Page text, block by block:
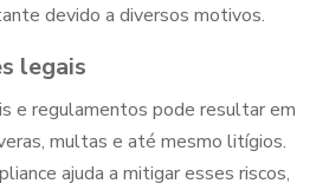
devido a diversos motivos.
legais
e regulamentos pode resultar em
multas e até mesmo litígios.
ajuda a mitigar esses riscos,